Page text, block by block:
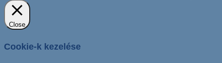
Close
Cookie-k kezelése